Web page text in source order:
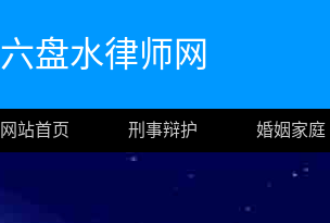
六盘水律师网
网站首页 刑事辩护 婚姻家庭